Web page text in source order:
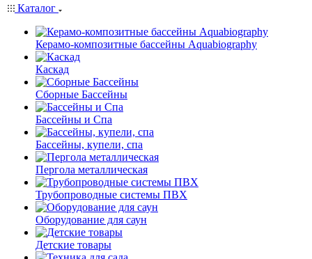
Каталог
Керамо-композитные бассейны Aquabiography
Каскад
Сборные Бассейны
Бассейны и Спа
Бассейны, купели, спа
Пергола металлическая
Трубопроводные системы ПВХ
Оборудование для саун
Детские товары